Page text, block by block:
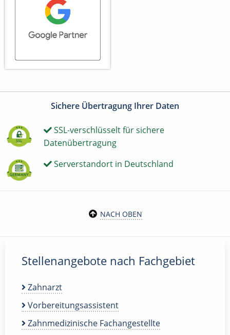
Sichere Übertragung Ihrer Daten
SSL-verschlüsselt für sichere
Datenübertragung
Serverstandort in Deutschland
NACH OBEN
Stellenangebote nach Fachgebiet
Zahnarzt
Vorbereitungsassistent
Zahnmedizinische Fachangestellte